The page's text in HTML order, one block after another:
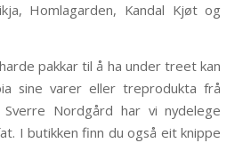
Homlagarden, Kandal Kjøt og
pakkar til å ha under treet kan
sine varer eller treprodukta frå
Sverre Nordgård har vi nydelege
I butikken finn du også eit knippe